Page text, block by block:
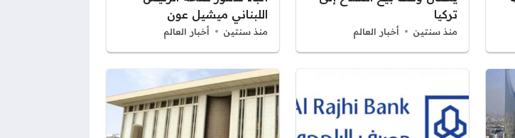
تركيا
منذ سنتين أخبار العالم
اللبناني ميشيل عون
منذ سنتين أخبار العالم